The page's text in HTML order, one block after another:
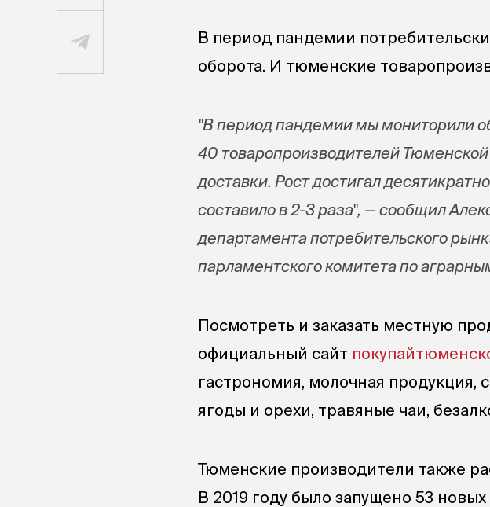
В период пандемии
оборота. И тюменские
"В период пандемии мы мониторили
40 товаропроизводителей
доставки. Рост достигал
составило в 2-3 раза", — сообщил
департамента потребительского
парламентского комитета по
Посмотреть и заказать местную
официальный сайт
гастрономия, молочная
ягоды и орехи, травяные чаи,
Тюменские производители также
В 2019 году было запущено 53